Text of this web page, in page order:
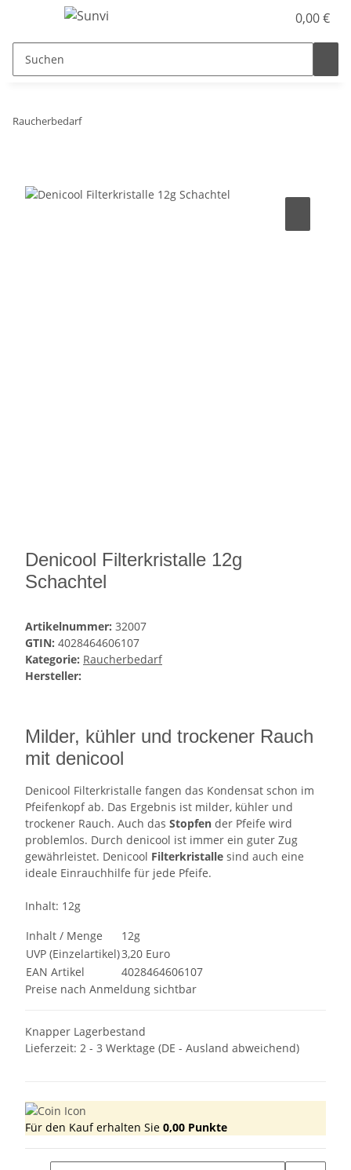
0,00 €
Raucherbedarf
Denicool Filterkristalle 12g
Schachtel
Artikelnummer: 32007
GTIN: 4028464606107
Kategorie: Raucherbedarf
Hersteller:
Milder, kühler und trockener Rauch
mit denicool
Denicool Filterkristalle fangen das Kondensat schon im
Pfeifenkopf ab. Das Ergebnis ist milder, kühler und
trockener Rauch. Auch das Stopfen der Pfeife wird
problemlos. Durch denicool ist immer ein guter Zug
gewährleistet. Denicool Filterkristalle sind auch eine
ideale Einrauchhilfe für jede Pfeife.
Inhalt: 12g
Inhalt / Menge
12g
UVP (Einzelartikel)3,20 Euro
EAN Artikel
4028464606107
Preise nach Anmeldung sichtbar
Knapper Lagerbestand
Lieferzeit: 2 - 3 Werktage (DE - Ausland abweichend)
Für den Kauf erhalten Sie 0,00 Punkte